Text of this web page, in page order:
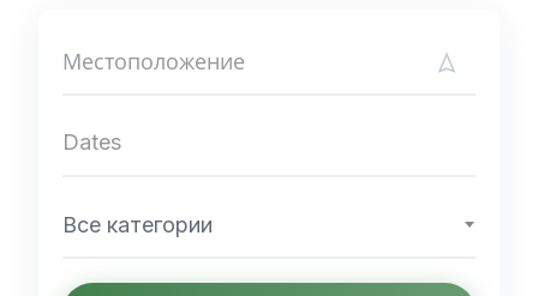
Все категории